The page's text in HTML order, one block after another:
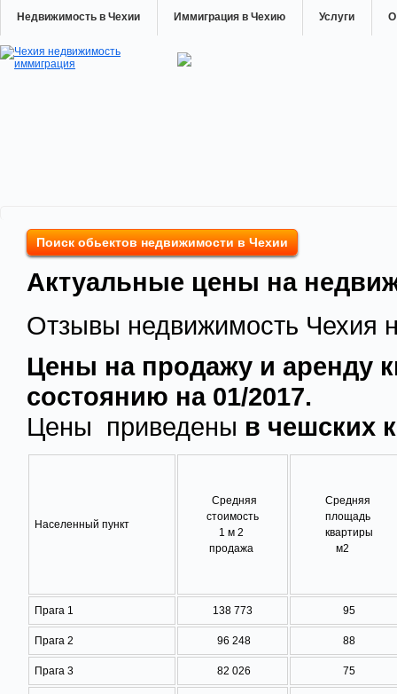
Недвижимость в Чехии Иммиграция в Чехию Услуги О
Поиск обьектов недвижимости в Чехии
Актуальные цены на
Отзывы недвижимость Чехия
Цены на продажу и аренду
состоянию на 01/2017.
Цены приведены в чешских
Населенный пункт
Средняя
стоимость
1 м 2
продажа
Средняя
площадь
квартиры
м2
Прага 1 138 773 95
Прага 2 96 248 88
Прага 3 82 026 75